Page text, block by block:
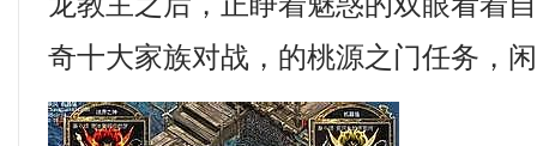
奇十大家族对战，的桃源之门任务，